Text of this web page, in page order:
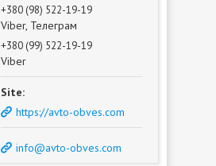
+380 (98) 522-19-19
Viber, Телеграм
+380 (99) 522-19-19
Viber
https://avto-obves.com
info@avto-obves.com